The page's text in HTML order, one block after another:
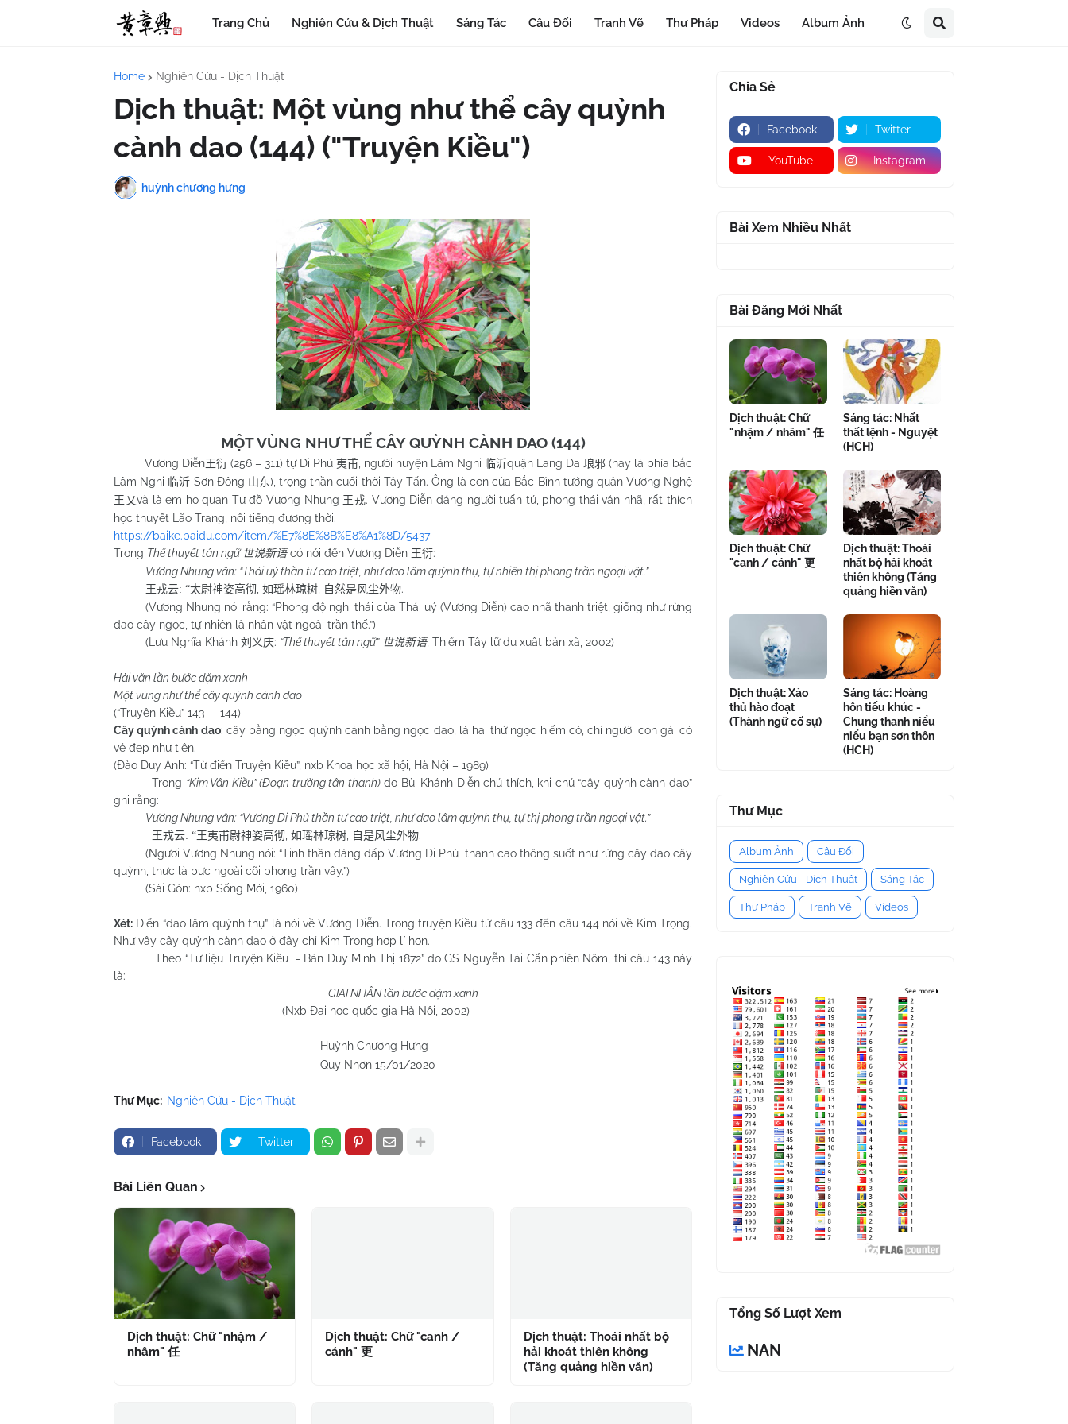
Trang Chủ Nghiên Cứu & Dịch Thuật Sáng Tác Câu Đối Tranh Vẽ Thư Pháp Videos Album Ảnh
Home Nghiên Cứu - Dịch Thuật
Dịch thuật: Một vùng như thể cây quỳnh
cành dao (144) ("Truyện Kiều")
huỳnh chương hưng
MỘT VÙNG NHƯ THỂ CÂY QUỲNH CÀNH DAO (144)
Vương Diễn王衍 (256 – 311) tự Di Phủ 夷甫 , người huyện Lâm Nghi 临沂quận Lang Da 琅邪 (nay là phía bắc
Lâm Nghi
临沂 Sơn Đông 山东), trọng thần cuối thời Tây Tấn. Ông là con của Bắc Bình tướng quân Vương Nghệ
王乂và là em họ quan Tư đồ Vương Nhung 王戎. Vương Diễn dáng người tuấn tú, phong thái văn nhã, rất thích
học thuyết Lão Trang, nổi tiếng đương thời.
https://baike.baidu.com/item/%E7%8E%8B%E8%A1%8D/5437
Trong Thế thuyết tân ngữ 世说新语có nói đến Vương Diễn 王衍:
Vương Nhung vân: “Thái uý thần tư cao triệt, như dao lâm quỳnh thụ, tự nhiên thị phong trần ngoại vật.”
王戎云: “太尉神姿高彻 如瑶林琼树 自然是风尘外物.
(Vương Nhung nói rằng: “Phong độ nghi thái của Thái uý (Vương Diễn) cao nhã thanh triệt, giống như rừng
dao cây ngọc, tự nhiên là nhân vật ngoài trần thế.”)
(Lưu Nghĩa Khánh 刘义庆: “Thế thuyết tân ngữ” 世说新语, Thiểm Tây lữ du xuất bản xã, 2002)
Hài văn lần bước dặm xanh
Một vùng như thể cây quỳnh cành dao
(“Truyện Kiều” 143 – 144)
Cây quỳnh cành dao: cây bằng ngọc quỳnh cành bằng ngọc dao, là hai thứ ngọc hiếm có, chỉ người con gái có
vẻ đẹp như tiên.
(Đào Duy Anh: “Từ điển Truyện Kiều”, nxb Khoa học xã hội, Hà Nội – 1989)
Trong “Kim Vân Kiều” (Đoạn trường tân thanh)do Bùi Khánh Diễn chú thích, khi chú “cây quỳnh cành dao”
ghi rằng:
Vương Nhung vân: “Vương Di Phủ thần tư cao triệt, như dao lâm quỳnh thụ, tự thị phong trần ngoại vật.”
王戎云: “王夷甫尉神姿高彻 如瑶林琼树 自是风尘外物.
(Ngươi Vương Nhung nói: “Tinh thần dáng dấp Vương Di Phủ thanh cao thông suốt như rừng cây dao cây
quỳnh, thực là bực ngoài cõi phong trần vậy.”)
(Sài Gòn: nxb Sống Mới, 1960)
Xét: Điển “dao lâm quỳnh thụ” là nói về Vương Diễn. Trong truyện Kiều từ câu 133 đến câu 144 nói về Kim Trọng.
Như vậy cây quỳnh cành dao ở đây chỉ Kim Trọng hợp lí hơn.
Theo “Tư liệu Truyện Kiều - Bản Duy Minh Thị 1872” do GS Nguyễn Tài Cẩn phiên Nôm, thì câu 143 này
là:
GIAI NHÂN lần bước dặm xanh
(Nxb Đại học quốc gia Hà Nội, 2002)
Huỳnh Chương Hưng
Quy Nhơn 15/01/2020
Thư Mục: Nghiên Cứu - Dịch Thuật
Facebook Twitter
Bài Liên Quan
Dịch thuật: Chữ "nhậm /
nhâm" 任
Dịch thuật: Chữ "canh /
cánh" 更
Dịch thuật: Thoái nhất bộ
hải khoát thiên không
(Tăng quảng hiền văn)
Chia Sẻ
Facebook Twitter
YouTube Instagram
Bài Xem Nhiều Nhất
Bài Đăng Mới Nhất
Dịch thuật: Chữ
"nhậm / nhâm" 任
Sáng tác: Nhất
thất lệnh - Nguyệt
(HCH)
Dịch thuật: Chữ
"canh / cánh" 更
Dịch thuật: Thoái
nhất bộ hải khoát
thiên không (Tăng
quảng hiền văn)
Dịch thuật: Xảo
thủ hào đoạt
(Thành ngữ cố sự)
Sáng tác: Hoàng
hôn tiểu khúc -
Chung thanh niểu
niểu bạn sơn thôn
(HCH)
Thư Mục
Album Ảnh Câu Đối
Nghiên Cứu - Dịch Thuật Sáng Tác
Thư Pháp Tranh Vẽ Videos
Tổng Số Lượt Xem
NAN